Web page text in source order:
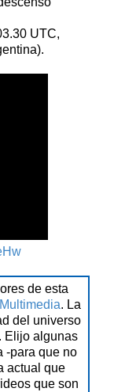
UTC,
de esta
. La
del universo
Elijo algunas
-para que no
actual que
que son